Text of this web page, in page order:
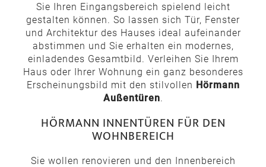
Sie Ihren Eingangsbereich spielend leicht
gestalten können. So lassen sich Tür, Fenster
und Architektur des Hauses ideal aufeinander
abstimmen und Sie erhalten ein modernes,
einladendes Gesamtbild. Verleihen Sie Ihrem
Haus oder Ihrer Wohnung ein ganz besonderes
Erscheinungsbild mit den stilvollen Hörmann
Außentüren.
HÖRMANN INNENTÜREN FÜR DEN
WOHNBEREICH
Sie wollen renovieren und den Innenbereich